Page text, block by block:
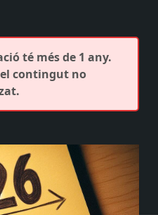
té més de 1 any.
el contingut no